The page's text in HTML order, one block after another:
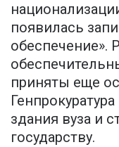
появилась
обеспечение».
приняты еще
здания вуза и
государству.